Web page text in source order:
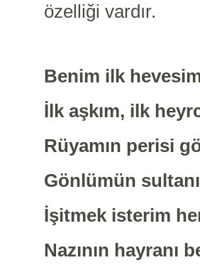
özelliği vardır.
Benim ilk
İlk aşkım, ilk
Rüyamın perisi
Gönlümün
İşitmek isterim
Nazının hayranı